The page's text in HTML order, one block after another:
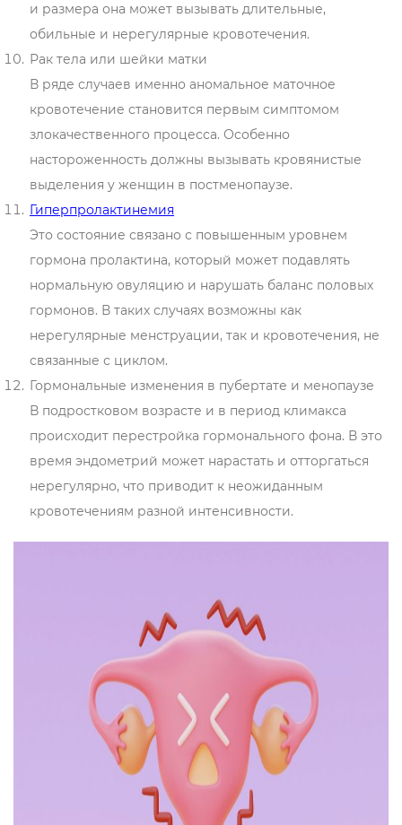
и размера она может вызывать длительные,
обильные и нерегулярные кровотечения.
Рак тела или шейки матки
В ряде случаев именно аномальное маточное
кровотечение становится первым симптомом
злокачественного процесса. Особенно
настороженность должны вызывать кровянистые
выделения у женщин в постменопаузе.
Гиперпролактинемия
Это состояние связано с повышенным уровнем
гормона пролактина, который может подавлять
нормальную овуляцию и нарушать баланс половых
гормонов. В таких случаях возможны как
нерегулярные менструации, так и кровотечения, не
связанные с циклом.
Гормональные изменения в пубертате и менопаузе
В подростковом возрасте и в период климакса
происходит перестройка гормонального фона. В это
время эндометрий может нарастать и отторгаться
нерегулярно, что приводит к неожиданным
кровотечениям разной интенсивности.